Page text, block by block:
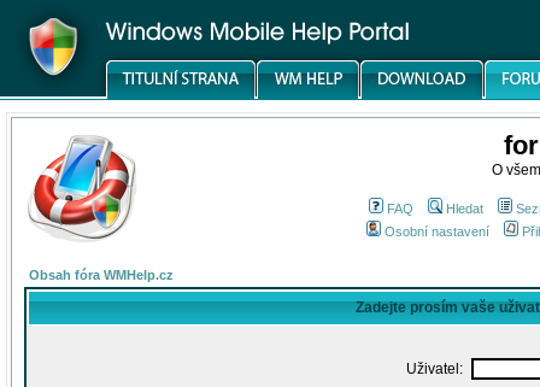
O
FAQ Hledat
Osobní nastavení
Obsah fóra WMHelp.cz
Zadejte prosím vaše
Uživatel: